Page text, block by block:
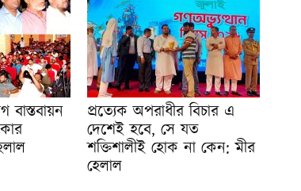
প্রত্যেক অপরাধীর বিচার এ
দেশেই হবে, সে যত
শক্তিশালীই হোক না কেন: মীর
হেলাল